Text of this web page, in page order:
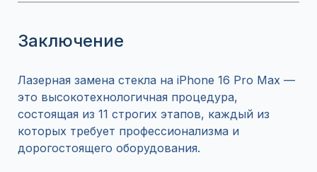
Заключение
Лазерная замена стекла на iPhone 16 Pro Max —
это высокотехнологичная процедура,
состоящая из 11 строгих этапов, каждый из
которых требует профессионализма и
дорогостоящего оборудования.